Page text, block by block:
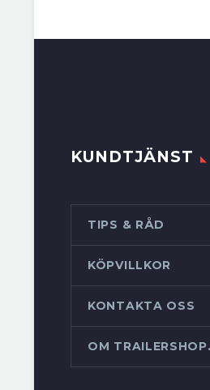
KUNDTJÄNST
TIPS & RÅD
KÖPVILLKOR
KONTAKTA OSS
OM